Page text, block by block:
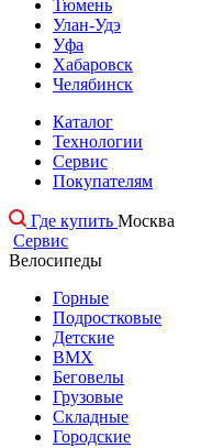
Тюмень
Улан-Удэ
Уфа
Хабаровск
Челябинск
Каталог
Технологии
Сервис
Покупателям
Где купить Москва
Сервис
Велосипеды
Горные
Подростковые
Детские
BMX
Беговелы
Грузовые
Складные
Городские